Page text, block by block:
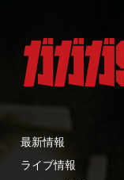
最新情報
ライブ情報